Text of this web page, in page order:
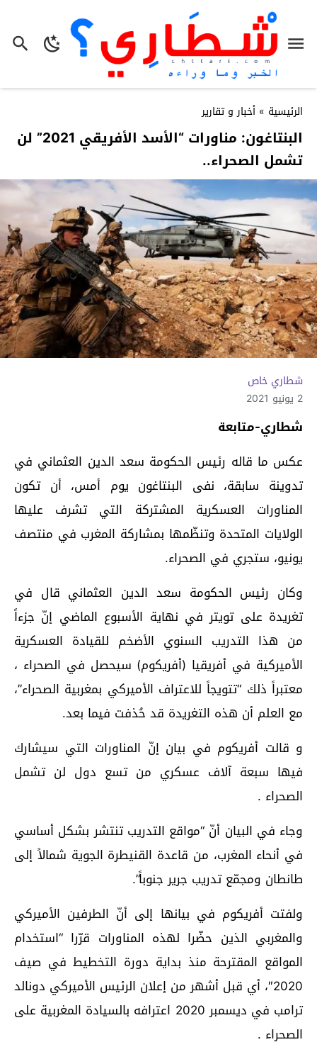
الرئيسية » أخبار و تقارير
البنتاغون: مناورات “الأسد الأفريقي 2021” لن
تشمل الصحراء..
شطاري خاص
2 يونيو 2021
شطاري-متابعة
عكس ما قاله رئيس الحكومة سعد الدين العثماني في
تدوينة سابقة، نفى البنتاغون يوم أمس، أن تكون
المناورات العسكرية المشتركة التي تشرف عليها
الولايات المتحدة وتنظّمها بمشاركة المغرب في منتصف
يونيو، ستجري في الصحراء.
وكان رئيس الحكومة سعد الدين العثماني قال في
تغريدة على تويتر في نهاية الأسبوع الماضي إنّ جزءاً
من هذا التدريب السنوي الأضخم للقيادة العسكرية
الأميركية في أفريقيا (أفريكوم) سيحصل في الصحراء ،
معتبراً ذلك “تتويجاً للاعتراف الأميركي بمغربية الصحراء”،
مع العلم أن هذه التغريدة قد حُذفت فيما بعد.
و قالت أفريكوم في بيان إنّ المناورات التي سيشارك
فيها سبعة آلاف عسكري من تسع دول لن تشمل
الصحراء .
وجاء في البيان أنّ “مواقع التدريب تنتشر بشكل أساسي
في أنحاء المغرب، من قاعدة القنيطرة الجوية شمالاً إلى
طانطان ومجمّع تدريب جرير جنوباً”.
ولفتت أفريكوم في بيانها إلى أنّ الطرفين الأميركي
والمغربي الذين حضّرا لهذه المناورات قرّرا “استخدام
المواقع المقترحة منذ بداية دورة التخطيط في صيف
2020″، أي قبل أشهر من إعلان الرئيس الأميركي دونالد
ترامب في ديسمبر 2020 اعترافه بالسيادة المغربية على
الصحراء .